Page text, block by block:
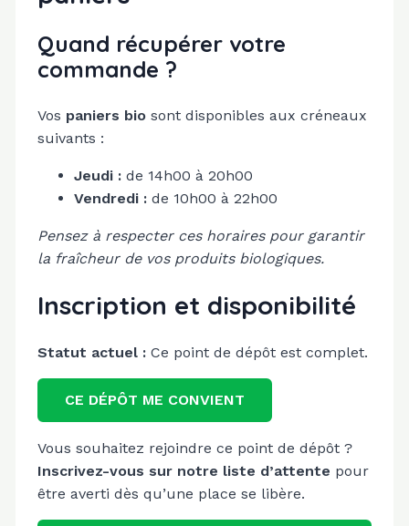
Quand récupérer votre
commande ?
Vos paniers biosont disponibles aux créneaux
suivants :
Jeudi :de 14h00 à 20h00
Vendredi :de 10h00 à 22h00
Pensez à respecter ces horaires pour garantir
la fraîcheur de vos produits biologiques.
Inscription et disponibilité
Statut actuel :Ce point de dépôt est complet.
CE DÉPÔT ME CONVIENT
Vous souhaitez rejoindre ce point de dépôt ?
Inscrivez-vous sur notre liste d’attente pour
être averti dès qu’une place se libère.